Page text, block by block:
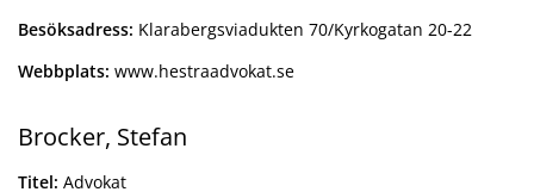
Besöksadress: Klarabergsviadukten 70/Kyrkogatan 20-22
Webbplats: www.hestraadvokat.se
Brocker, Stefan
Titel: Advokat